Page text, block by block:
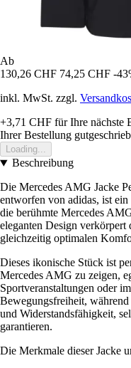
Ab
130,26 CHF 74,25 CHF -
inkl. MwSt. zzgl.
+3,71 CHF für Ihre nächste
Ihrer Bestellung
Loading...
Beschreibung
Die Mercedes AMG Jacke
entworfen von adidas, ist
die berühmte Mercedes
eleganten Design verkörpert
gleichzeitig optimalen
Dieses ikonische Stück ist
Mercedes AMG zu zeigen,
Sportveranstaltungen oder
Bewegungsfreiheit,
und Widerstandsfähigkeit,
garantieren.
Die Merkmale dieser Jacke